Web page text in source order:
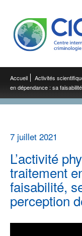
Accueil Activités
en dépendance : sa
7 juillet 2021
L’activité
traitement
faisabilité,
perception